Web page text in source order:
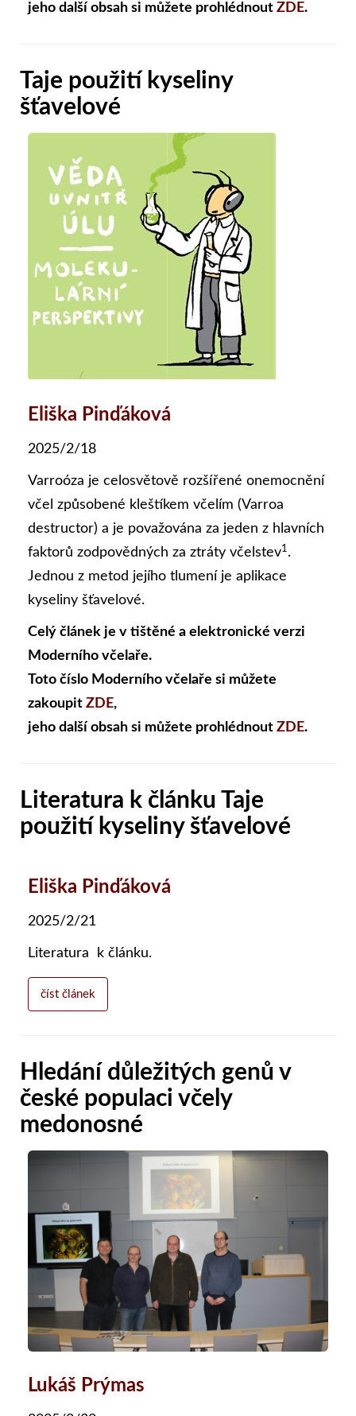
jeho další obsah si můžete prohlédnout ZDE.
Taje použití kyseliny
šťavelové
Eliška Pinďáková
2025/2/18
Varroóza je celosvětově rozšířené onemocnění
včel způsobené kleštíkem včelím (Varroa
destructor) a je považována za jeden z hlavních
faktorů zodpovědných za ztráty včelstev1 .
Jednou z metod jejího tlumení je aplikace
kyseliny šťavelové.
Celý článek je v tištěné a elektronické verzi
Moderního včelaře.
Toto číslo Moderního včelaře si můžete
zakoupit ZDE,
jeho další obsah si můžete prohlédnout ZDE.
Literatura k článku Taje
použití kyseliny šťavelové
Eliška Pinďáková
2025/2/21
Literatura k článku.
číst článek
Hledání důležitých genů v
české populaci včely
medonosné
Lukáš Prýmas